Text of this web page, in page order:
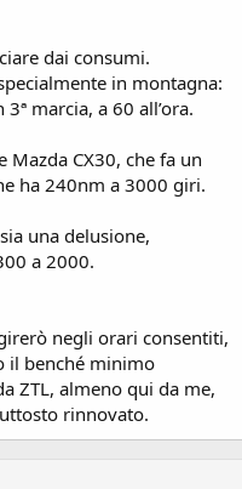
dai consumi.
in montagna:
marcia, a 60 all’ora.
CX30, che fa un
ha 240nm a 3000 giri.
una delusione,
a 2000.
negli orari consentiti,
il benché minimo
ZTL, almeno qui da me,
rinnovato.